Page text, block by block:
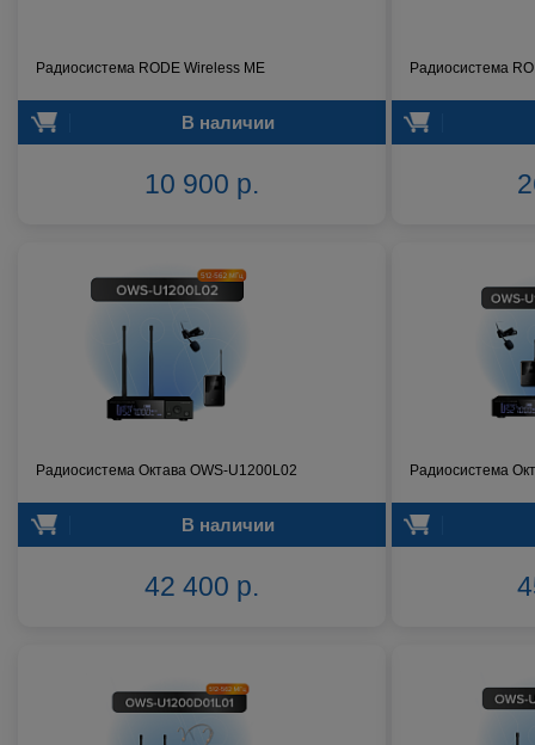
Радиосистема RODE Wireless ME
В наличии
10 900 р.
Радиосистема
Радиосистема Октава OWS-U1200L02
В наличии
42 400 р.
Радиосистема